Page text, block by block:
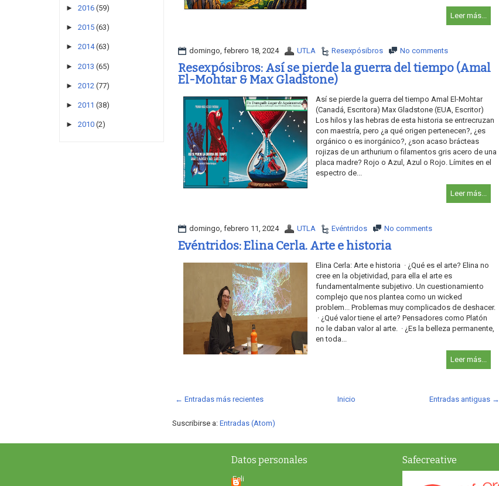
Leer más...
domingo, febrero 18, 2024 UTLA Resexpósibros No comments
Resexpósibros: Así se pierde la guerra del tiempo (Amal
El-Mohtar & Max Gladstone)
Así se pierde la guerra del tiempo Amal El-Mohtar
(Canadá, Escritora) Max Gladstone (EUA, Escritor)
Los hilos y las hebras de esta historia se entrecruzan
con maestría, pero ¿a qué origen pertenecen?, ¿es
orgánico o es inorgánico?, ¿son acaso brácteas
rojizas de un arthurium o filamentos gris acero de una
placa madre? Rojo o Azul, Azul o Rojo. Límites en el
espectro de...
Leer más...
domingo, febrero 11, 2024 UTLA Evéntridos No comments
Evéntridos: Elina Cerla. Arte e historia
Elina Cerla: Arte e historia · ¿Qué es el arte? Elina no
cree en la objetividad, para ella el arte es
fundamentalmente subjetivo. Un cuestionamiento
complejo que nos plantea como un wicked
problem... Problemas muy complicados de deshacer.
· ¿Qué valor tiene el arte? Pensadores como Platón
no le daban valor al arte. · ¿Es la belleza permanente,
en toda...
Leer más...
← Entradas más recientes Entradas antiguas →
Inicio
Suscribirse a: Entradas (Atom)
► 2016 (59)
► 2015 (63)
► 2014 (63)
► 2013 (65)
► 2012 (77)
► 2011 (38)
► 2010 (2)
Datos personales
Feli
Safecreative